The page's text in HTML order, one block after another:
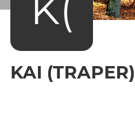
KAI (TRAPER)